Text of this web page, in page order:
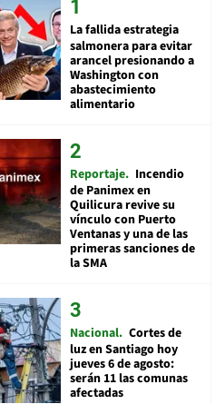
La fallida estrategia
salmonera para evitar
arancel presionando a
Washington con
abastecimiento
alimentario
Reportaje Incendio
de Panimex en
Quilicura revive su
vínculo con Puerto
Ventanas y una de las
primeras sanciones de
la SMA
Nacional Cortes de
luz en Santiago hoy
jueves 6 de agosto:
serán 11 las comunas
afectadas